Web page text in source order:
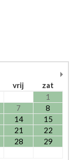
vrij
zat
1
7
8
14
15
21
22
28
29